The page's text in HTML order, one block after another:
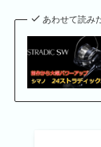
あわせて読み